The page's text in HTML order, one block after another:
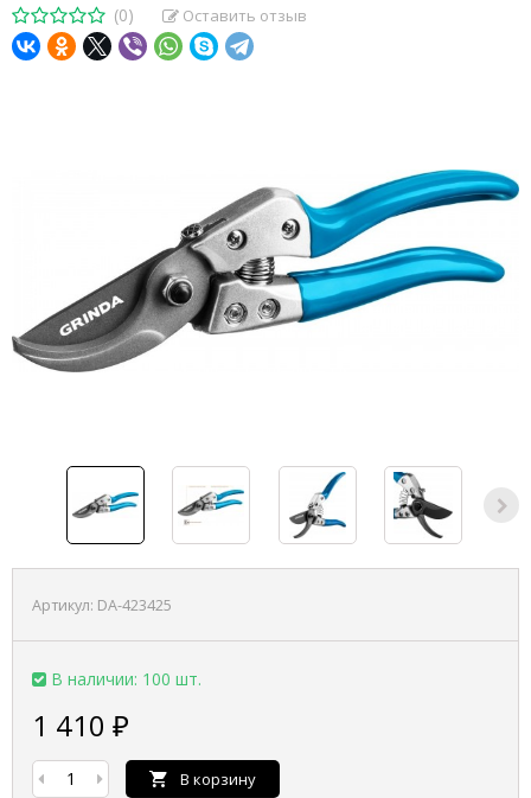
(0) Оставить отзыв
Артикул: DA-423425
В наличии: 100 шт.
1 410 ₽
В корзину